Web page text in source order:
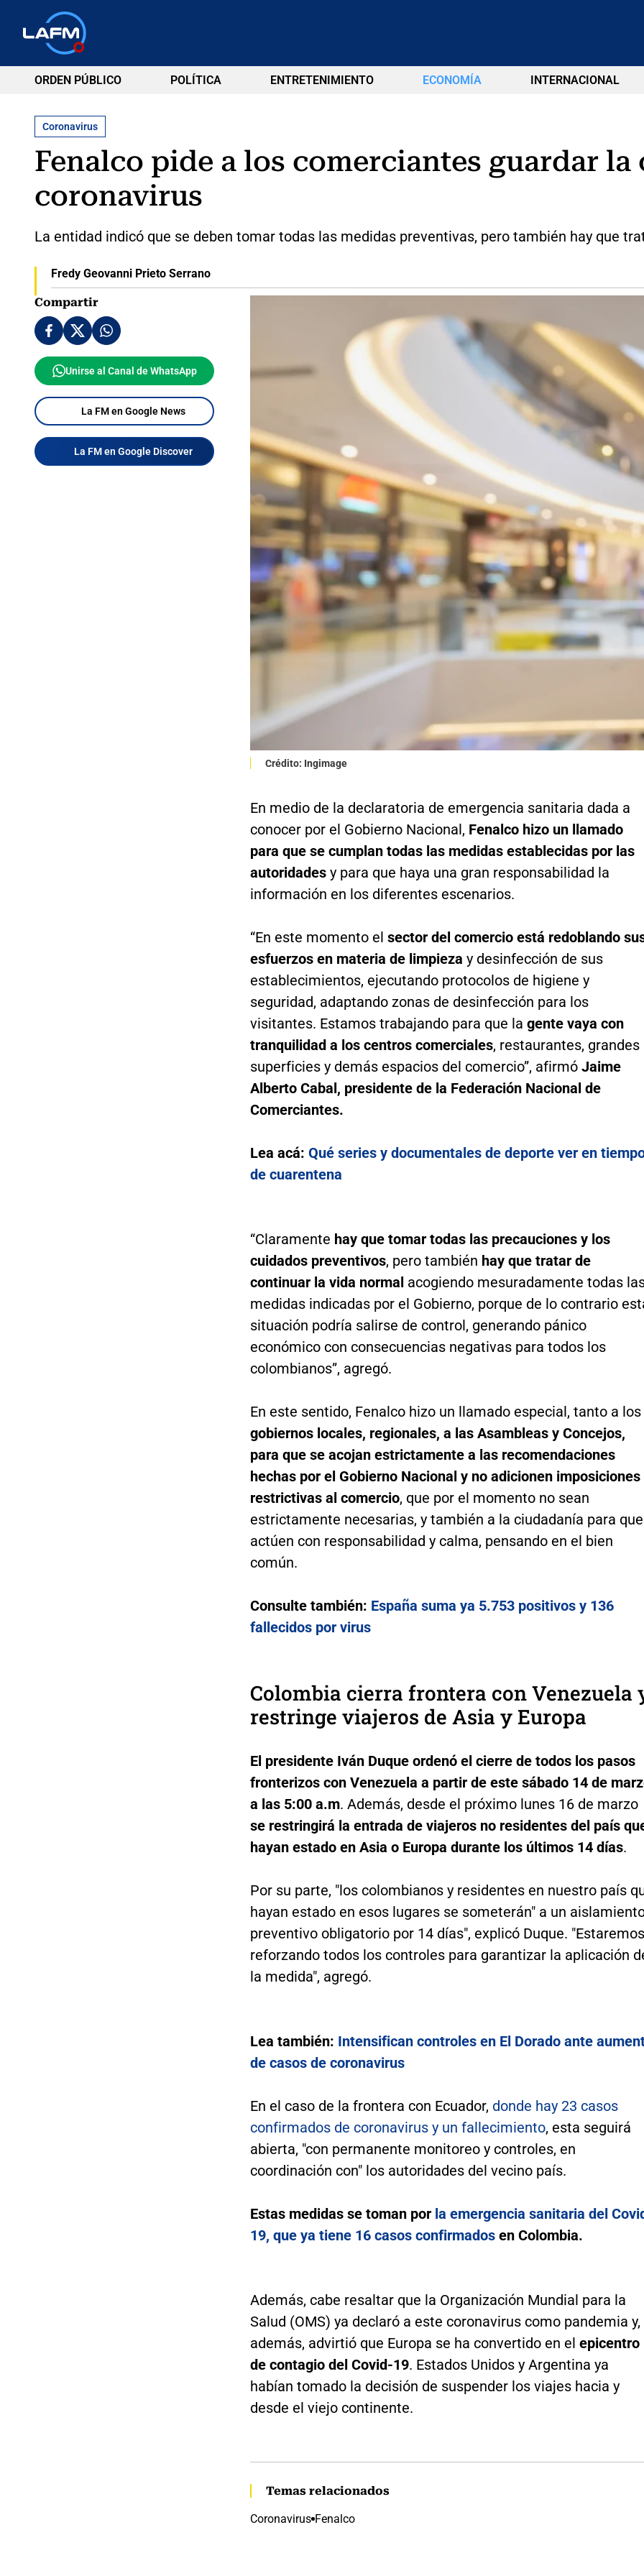
ORDEN PÚBLICO POLÍTICA ENTRETENIMIENTO ECONOMÍA INTERNACIONAL
Coronavirus
Fenalco pide a los comerciantes guardar la
coronavirus
La entidad indicó que se deben tomar todas las medidas preventivas, pero también hay que
Fredy Geovanni Prieto Serrano
Compartir
Unirse al Canal de WhatsApp
La FM en Google News
La FM en Google Discover
Crédito: Ingimage
En medio de la declaratoria de emergencia sanitaria dada a
conocer por el Gobierno Nacional, Fenalco hizo un llamado
para que se cumplan todas las medidas establecidas por las
autoridades y para que haya una gran responsabilidad la
información en los diferentes escenarios.
“En este momento el sector del comercio está redoblando
esfuerzos en materia de limpieza y desinfección de sus
establecimientos, ejecutando protocolos de higiene y
seguridad, adaptando zonas de desinfección para los
visitantes. Estamos trabajando para que la gente vaya con
tranquilidad a los centros comerciales, restaurantes, grandes
superficies y demás espacios del comercio”, afirmó Jaime
Alberto Cabal, presidente de la Federación Nacional de
Comerciantes.
Lea acá: Qué series y documentales de deporte ver en
de cuarentena
“Claramente hay que tomar todas las precauciones y los
cuidados preventivos, pero también hay que tratar de
continuar la vida normal acogiendo mesuradamente todas
medidas indicadas por el Gobierno, porque de lo contrario
situación podría salirse de control, generando pánico
económico con consecuencias negativas para todos los
colombianos”, agregó.
En este sentido, Fenalco hizo un llamado especial, tanto a los
gobiernos locales, regionales, a las Asambleas y Concejos,
para que se acojan estrictamente a las recomendaciones
hechas por el Gobierno Nacional y no adicionen imposiciones
restrictivas al comercio, que por el momento no sean
estrictamente necesarias, y también a la ciudadanía para que
actúen con responsabilidad y calma, pensando en el bien
común.
Consulte también: España suma ya 5.753 positivos y 136
fallecidos por virus
Colombia cierra frontera con Venezuela
restringe viajeros de Asia y Europa
El presidente Iván Duque ordenó el cierre de todos los pasos
fronterizos con Venezuela a partir de este sábado 14 de
a las 5:00 a.m. Además, desde el próximo lunes 16 de marzo
se restringirá la entrada de viajeros no residentes del país
hayan estado en Asia o Europa durante los últimos 14 días.
Por su parte, "los colombianos y residentes en nuestro país
hayan estado en esos lugares se someterán" a un
preventivo obligatorio por 14 días", explicó Duque. "Estaremos
reforzando todos los controles para garantizar la aplicación
la medida", agregó.
Lea también: Intensifican controles en El Dorado ante
de casos de coronavirus
En el caso de la frontera con Ecuador, donde hay 23 casos
confirmados de coronavirus y un fallecimiento, esta seguirá
abierta, "con permanente monitoreo y controles, en
coordinación con" los autoridades del vecino país.
Estas medidas se toman por la emergencia sanitaria del
19, que ya tiene 16 casos confirmadosen Colombia.
Además, cabe resaltar que la Organización Mundial para la
Salud (OMS) ya declaró a este coronavirus como pandemia y,
además, advirtió que Europa se ha convertido en el epicentro
de contagio del Covid-19. Estados Unidos y Argentina ya
habían tomado la decisión de suspender los viajes hacia y
desde el viejo continente.
Temas relacionados
Coronavirus Fenalco